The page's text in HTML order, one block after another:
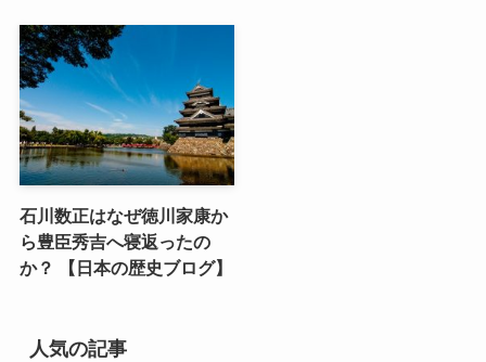
石川数正はなぜ徳川家康か
ら豊臣秀吉へ寝返ったの
か？ 【日本の歴史ブログ】
人気の記事